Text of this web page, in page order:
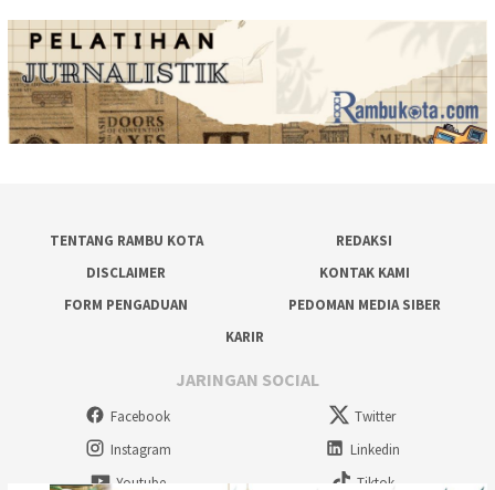
TENTANG RAMBU KOTA
REDAKSI
DISCLAIMER
KONTAK KAMI
FORM PENGADUAN
PEDOMAN MEDIA SIBER
KARIR
JARINGAN SOCIAL
Facebook
Twitter
Instagram
Linkedin
Youtube
Tiktok